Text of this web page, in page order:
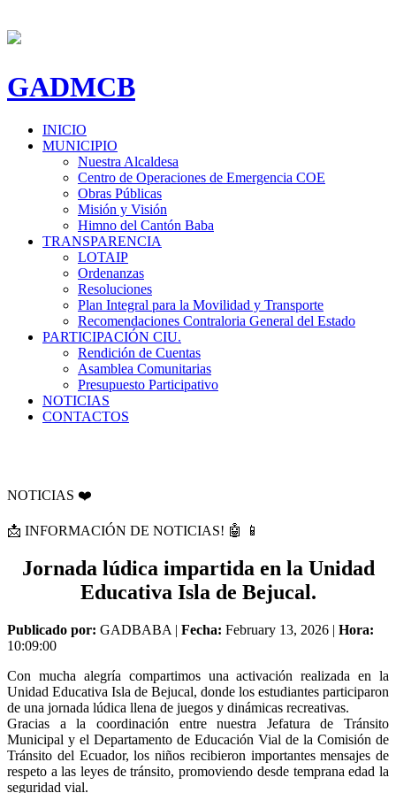
GADMCB
INICIO
MUNICIPIO
Nuestra Alcaldesa
Centro de Operaciones de Emergencia COE
Obras Públicas
Misión y Visión
Himno del Cantón Baba
TRANSPARENCIA
LOTAIP
Ordenanzas
Resoluciones
Plan Integral para la Movilidad y Transporte
Recomendaciones Contraloria General del Estado
PARTICIPACIÓN CIU.
Rendición de Cuentas
Asamblea Comunitarias
Presupuesto Participativo
NOTICIAS
CONTACTOS
NOTICIAS ❤️
📩 INFORMACIÓN DE NOTICIAS! 🤖 📱
Jornada lúdica impartida en la Unidad
Educativa Isla de Bejucal.
Publicado por: GADBABA | Fecha: February 13, 2026 | Hora:
10:09:00
Con mucha alegría compartimos una activación realizada en la
Unidad Educativa Isla de Bejucal, donde los estudiantes participaron
de una jornada lúdica llena de juegos y dinámicas recreativas.
Gracias a la coordinación entre nuestra Jefatura de Tránsito
Municipal y el Departamento de Educación Vial de la Comisión de
Tránsito del Ecuador, los niños recibieron importantes mensajes de
respeto a las leyes de tránsito, promoviendo desde temprana edad la
seguridad vial.